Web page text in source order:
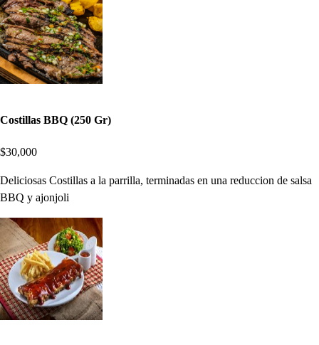
Costillas BBQ (250 Gr)
$30,000
Deliciosas Costillas a la parrilla, terminadas en una reduccion de salsa
BBQ y ajonjoli